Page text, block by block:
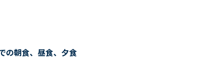
の朝食、昼食、夕食